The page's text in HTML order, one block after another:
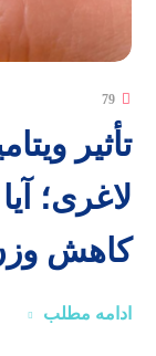
79
کاهش
ادامه مطلب